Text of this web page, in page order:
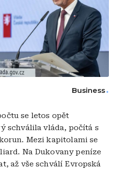
Business
se letos opět
schválila vláda, počítá s
Mezi kapitolami se
Na Dukovany peníze
až vše schválí Evropská